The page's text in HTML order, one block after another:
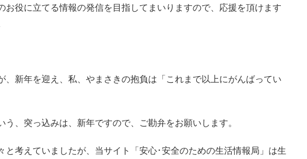
お役に立てる情報の発信を目指してまいりますので、応援を頂けます
、新年を迎え、私、やまさきの抱負は「これまで以上にがんばってい
う、突っ込みは、新年ですので、ご勘弁をお願いします。
と考えていましたが、当サイト「安心･安全のための生活情報局」は生